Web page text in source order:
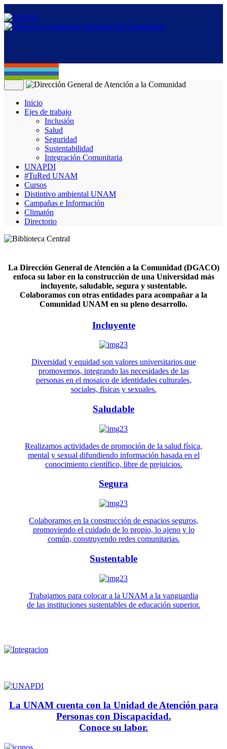
Inicio
Ejes de trabajo
Inclusión
Salud
Seguridad
Sustentabilidad
Integración Comunitaria
UNAPDI
#TuRed UNAM
Cursos
Distintivo ambiental UNAM
Campañas e Información
Climatón
Directorio
La Dirección General de Atención a la Comunidad (DGACO)
enfoca su labor en la construcción de una Universidad más
incluyente, saludable, segura y sustentable.
Colaboramos con otras entidades para acompañar a la
Comunidad UNAM en su pleno desarrollo.
Incluyente
Diversidad y equidad son valores universitarios que
promovemos, integrando las necesidades de las
personas en el mosaico de identidades culturales,
sociales, físicas y sexuales.
Saludable
Realizamos actividades de promoción de la salud física,
mental y sexual difundiendo información basada en el
conocimiento científico, libre de prejuicios.
Segura
Colaboramos en la construcción de espacios seguros,
promoviendo el cuidado de lo propio, lo ajeno y lo
común, construyendo redes comunitarias.
Sustentable
Trabajamos para colocar a la UNAM a la vanguardia
de las instituciones sustentables de educación superior.
La UNAM cuenta con la Unidad de Atención para
Personas con Discapacidad.
Conoce su labor.